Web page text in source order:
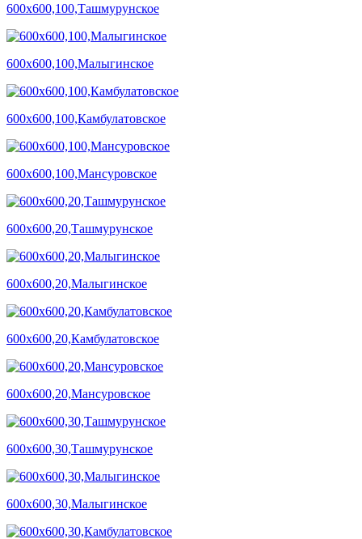
600х600,100,Ташмурунское
600х600,100,Малыгинское
600х600,100,Камбулатовское
600х600,100,Мансуровское
600х600,20,Ташмурунское
600х600,20,Малыгинское
600х600,20,Камбулатовское
600х600,20,Мансуровское
600х600,30,Ташмурунское
600х600,30,Малыгинское